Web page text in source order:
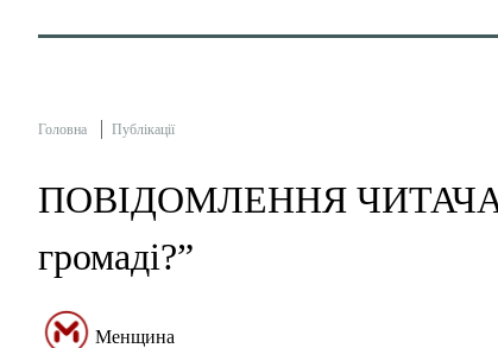
Головна Публікації
ПОВІДОМЛЕННЯ ЧИТАЧА.
громаді?”
Менщина